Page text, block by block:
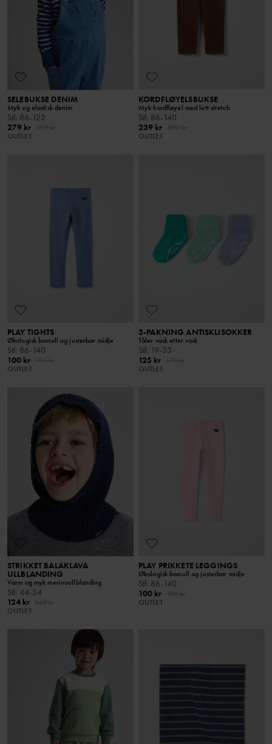
SELEBUKSE DENIM
Myk og elastisk denim
Stl: 86-122
279 kr
OUTLET
KORDFLØYELSBUKSE
Myk kordfløyel med lett stretch
Stl: 86-140
239 kr
OUTLET
PLAY TIGHTS
Økologisk bomull og justerbar midje
Stl : 86-140
100 kr
OUTLET
3-PAKNING ANTISKLISOKKER
Tåler vask etter vask
Stl : 19-33
125 kr
OUTLET
STRIKKET BALAKLAVA
ULLBLANDING
Varm og myk merinoullblanding
Stl: 44-54
124 kr
OUTLET
PLAY PRIKKETE LEGGINGS
Økologisk bomull og justerbar midje
Stl: 86-140
100 kr
OUTLET